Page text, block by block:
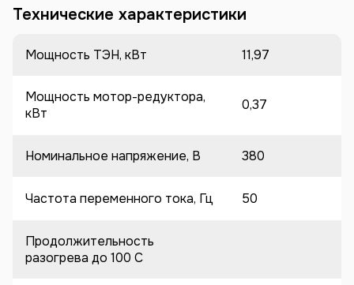
Технические характеристики
Мощность ТЭН, кВт 11,97
Мощность мотор-редуктора,
кВт
0,37
Номинальное напряжение, В 380
Частота переменного тока, Гц 50
Продолжительность
разогрева до 100 C